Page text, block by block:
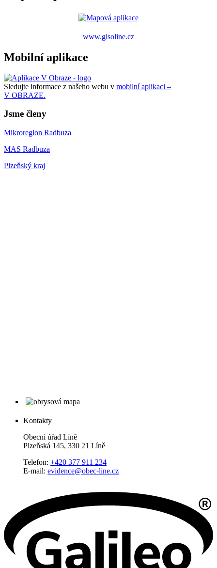
www.gisoline.cz
Mobilní aplikace
Sledujte informace z našeho webu v mobilní aplikaci –
V OBRAZE.
Jsme členy
Mikroregion Radbuza
MAS Radbuza
Plzeňský kraj
Kontakty
Obecní úřad Líně
Plzeňská 145, 330 21 Líně
Telefon: +420 377 911 234
E-mail: evidence@obec-line.cz